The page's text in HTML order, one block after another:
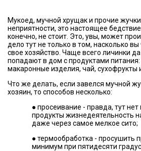
Мукоед, мучной хрущак и прочие жучки
неприятности, это настоящее
конечно, не стоит. Это, увы, может
дело тут не только в том, насколько
свое хозяйство. Чаще всего личинки
попадают в дом с продуктами питания:
макаронные изделия, чай, сухофрукты
Что же делать, если завелся мучной
хозяин, то способов несколько:
● просеивание - правда, тут нет
продукты жизнедеятельность
даже через самое мелкое сито;
● термообработка - просушить
минимум при пятидесяти